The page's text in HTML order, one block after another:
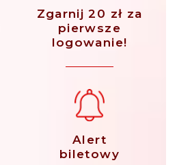
Zgarnij 20 zł za
pierwsze
logowanie!
Alert
biletowy